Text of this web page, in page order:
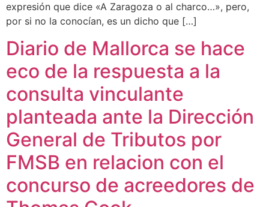
expresión que dice «A Zaragoza o al charco…», pero,
por si no la conocían, es un dicho que […]
Diario de Mallorca se hace
eco de la respuesta a la
consulta vinculante
planteada ante la Dirección
General de Tributos por
FMSB en relacion con el
concurso de acreedores de